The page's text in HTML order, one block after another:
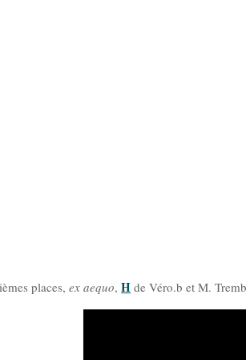
places,ex aequo,H de Véro.b et M.